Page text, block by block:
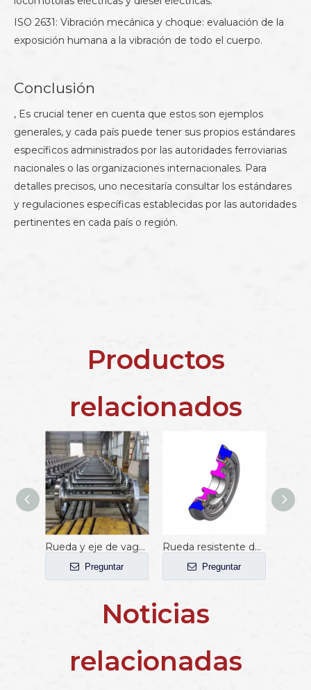
ISO 2631: Vibración mecánica y choque: evaluación de la
exposición humana a la vibración de todo el cuerpo.
Conclusión
, Es crucial tener en cuenta que estos son ejemplos
generales, y cada país puede tener sus propios estándares
específicos administrados por las autoridades ferroviarias
nacionales o las organizaciones internacionales. Para
detalles precisos, uno necesitaría consultar los estándares
y regulaciones específicas establecidas por las autoridades
pertinentes en cada país o región.
Productos
relacionados
Rueda y eje de vagón de ferrocarril
Preguntar
Rueda resistente de acero rodante
Preguntar
Noticias
relacionadas